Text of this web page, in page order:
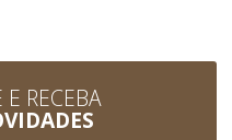
E RECEBA